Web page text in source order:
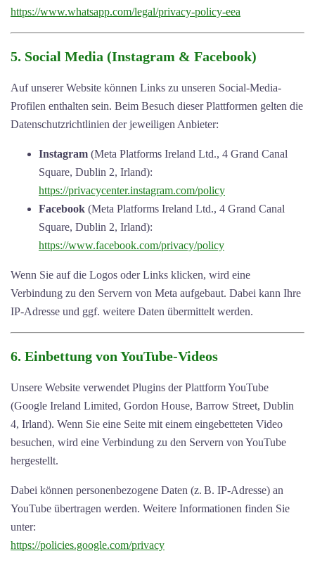
https://www.whatsapp.com/legal/privacy-policy-eea
5. Social Media (Instagram & Facebook)
Auf unserer Website können Links zu unseren Social-Media-
Profilen enthalten sein. Beim Besuch dieser Plattformen gelten die
Datenschutzrichtlinien der jeweiligen Anbieter:
Instagram (Meta Platforms Ireland Ltd., 4 Grand Canal
Square, Dublin 2, Irland):
https://privacycenter.instagram.com/policy
Facebook (Meta Platforms Ireland Ltd., 4 Grand Canal
Square, Dublin 2, Irland):
https://www.facebook.com/privacy/policy
Wenn Sie auf die Logos oder Links klicken, wird eine
Verbindung zu den Servern von Meta aufgebaut. Dabei kann Ihre
IP-Adresse und ggf. weitere Daten übermittelt werden.
6. Einbettung von YouTube-Videos
Unsere Website verwendet Plugins der Plattform YouTube
(Google Ireland Limited, Gordon House, Barrow Street, Dublin
4, Irland). Wenn Sie eine Seite mit einem eingebetteten Video
besuchen, wird eine Verbindung zu den Servern von YouTube
hergestellt.
Dabei können personenbezogene Daten (z. B. IP-Adresse) an
YouTube übertragen werden. Weitere Informationen finden Sie
unter:
https://policies.google.com/privacy